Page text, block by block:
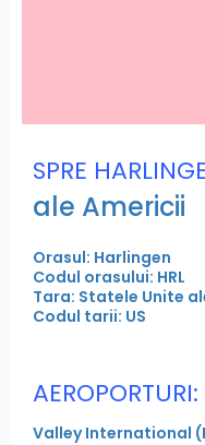
SPRE
ale Americii
Orasul: Harlingen
Codul orasului: HRL
Tara: Statele Unite
Codul tarii: US
AEROPORTURI:
Valley International